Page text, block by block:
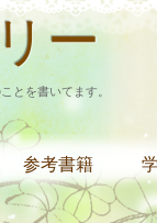
ー
とを書いてます。
参考書籍